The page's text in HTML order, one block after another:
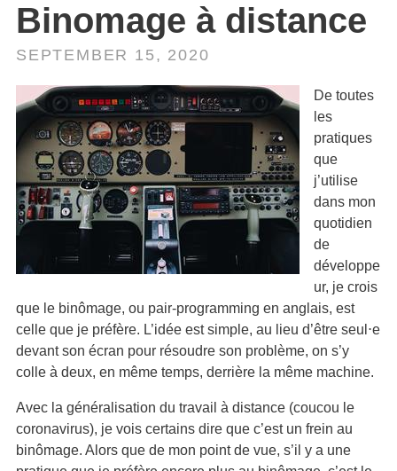
Binomage à distance
SEPTEMBER 15, 2020
De toutes
les
pratiques
que
j’utilise
dans mon
quotidien
de
développe
ur, je crois
que le binômage, ou pair-programming en anglais, est
celle que je préfère. L’idée est simple, au lieu d’être seul⋅e
devant son écran pour résoudre son problème, on s’y
colle à deux, en même temps, derrière la même machine.
Avec la généralisation du travail à distance (coucou le
coronavirus), je vois certains dire que c’est un frein au
binômage. Alors que de mon point de vue, s’il y a une